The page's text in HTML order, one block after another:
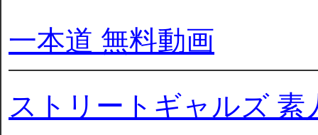
一本道 無料動画
ストリートギャルズ 素